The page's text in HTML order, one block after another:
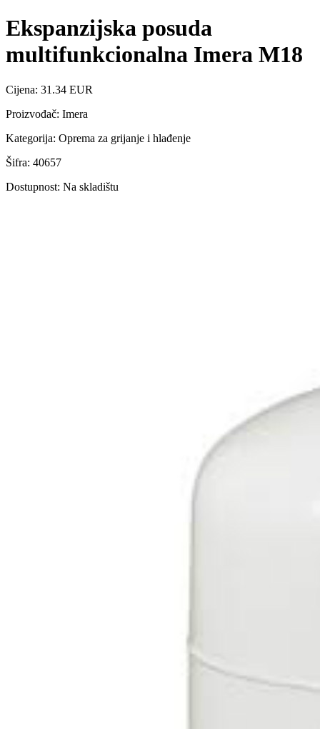
Ekspanzijska posuda
multifunkcionalna Imera M18
Cijena: 31.34 EUR
Proizvođač: Imera
Kategorija: Oprema za grijanje i hlađenje
Šifra: 40657
Dostupnost: Na skladištu